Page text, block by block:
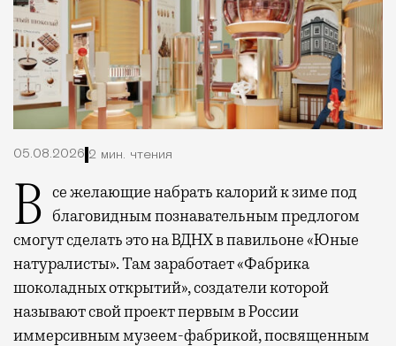
05.08.2026 2 мин. чтения
Все желающие набрать калорий к зиме под благовидным познавательным предлогом
смогут сделать это на ВДНХ в павильоне «Юные
натуралисты». Там заработает «Фабрика
шоколадных открытий», создатели которой
называют свой проект первым в России
иммерсивным музеем-фабрикой, посвященным